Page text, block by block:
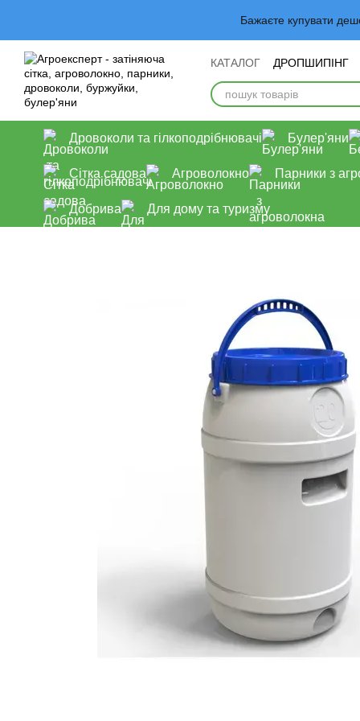
Бажаєте купувати
КАТАЛОГ
ДРОПШИПІНГ
Обмін та повернення
Дровоколи та гілкоподрібнювачі Булер'яни
Сітка садова Агроволокно Парники з
Добрива Для дому та туризму